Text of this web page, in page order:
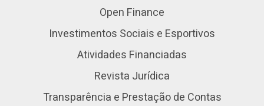
Open Finance
Investimentos Sociais e Esportivos
Atividades Financiadas
Revista Jurídica
Transparência e Prestação de Contas